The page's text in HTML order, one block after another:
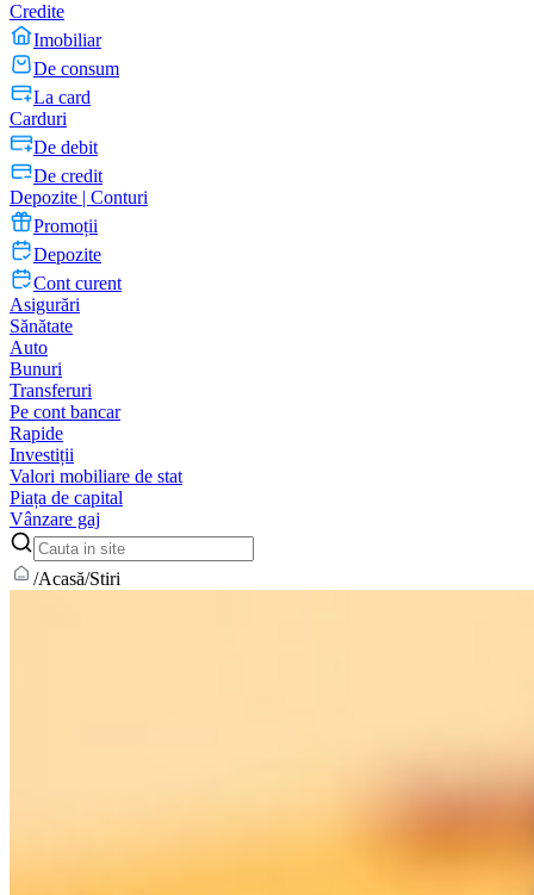
Credite
Imobiliar
De consum
La card
Carduri
De debit
De credit
Depozite | Conturi
Promoții
Depozite
Cont curent
Asigurări
Sănătate
Auto
Bunuri
Transferuri
Pe cont bancar
Rapide
Investiții
Valori mobiliare de stat
Piața de capital
Vânzare gaj
/Acasă/Stiri